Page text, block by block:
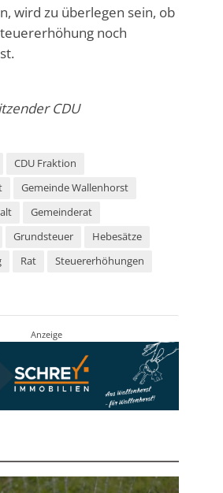
wird zu überlegen sein, ob
noch
CDU
CDU Fraktion
Gemeinde Wallenhorst
Gemeinderat
Grundsteuer
Hebesätze
Rat
Steuererhöhungen
Anzeige